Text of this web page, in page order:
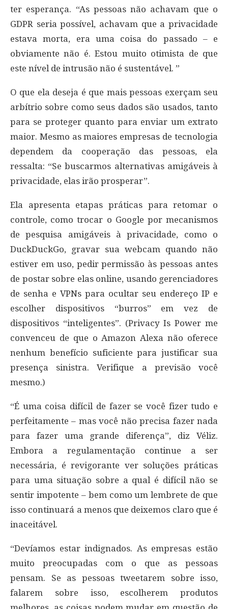
ter esperança. “As pessoas não achavam que o
GDPR seria possível, achavam que a privacidade
estava morta, era uma coisa do passado – e
obviamente não é. Estou muito otimista de que
este nível de intrusão não é sustentável. ”
O que ela deseja é que mais pessoas exerçam seu
arbítrio sobre como seus dados são usados, tanto
para se proteger quanto para enviar um extrato
maior. Mesmo as maiores empresas de tecnologia
dependem da cooperação das pessoas, ela
ressalta: “Se buscarmos alternativas amigáveis ​​à
privacidade, elas irão prosperar”.
Ela apresenta etapas práticas para retomar o
controle, como trocar o Google por mecanismos
de pesquisa amigáveis ​​à privacidade, como o
DuckDuckGo, gravar sua webcam quando não
estiver em uso, pedir permissão às pessoas antes
de postar sobre elas online, usando gerenciadores
de senha e VPNs para ocultar seu endereço IP e
escolher dispositivos “burros” em vez de
dispositivos “inteligentes”. (Privacy Is Power me
convenceu de que o Amazon Alexa não oferece
nenhum benefício suficiente para justificar sua
presença sinistra. Verifique a previsão você
mesmo.)
“É uma coisa difícil de fazer se você fizer tudo e
perfeitamente – mas você não precisa fazer nada
para fazer uma grande diferença”, diz Véliz.
Embora a regulamentação continue a ser
necessária, é revigorante ver soluções práticas
para uma situação sobre a qual é difícil não se
sentir impotente – bem como um lembrete de que
isso continuará a menos que deixemos claro que é
inaceitável.
“Devíamos estar indignados. As empresas estão
muito preocupadas com o que as pessoas
pensam. Se as pessoas tweetarem sobre isso,
falarem sobre isso, escolherem produtos